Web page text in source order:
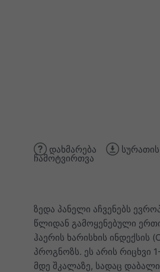
დახმარება სურათის
ჩამოტვირთვა
ზედა პანელი აჩვენებს
წლიდან გამოყენებული
ჰაერის ხარისხის ინდექსის
პროგნოზს. ეს არის რიცხვი
მდე შკალაზე, სადაც დაბალი